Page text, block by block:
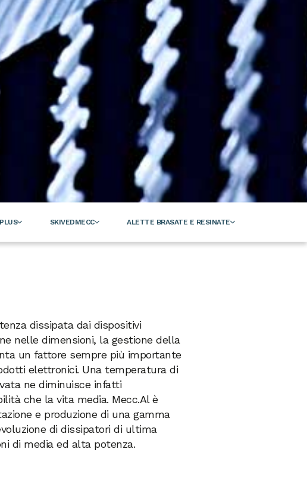
SKIVEDMECC ALETTE BRASATE E RESINATE
dissipata dai dispositivi
nelle dimensioni, la gestione della
un fattore sempre più importante
elettronici. Una temperatura di
ne diminuisce infatti
che la vita media. Mecc.Al è
e produzione di una gamma
di dissipatori di ultima
di media ed alta potenza.